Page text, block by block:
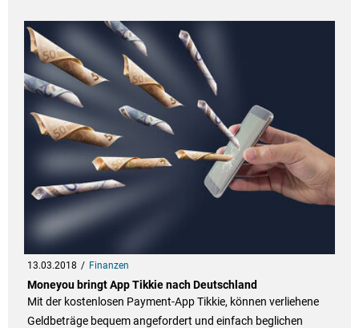
13.03.2018 Finanzen
Moneyou bringt App Tikkie nach Deutschland
Mit der kostenlosen Payment-App Tikkie, können verliehene
Geldbeträge bequem angefordert und einfach beglichen